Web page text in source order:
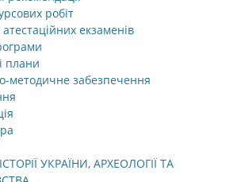
робіт
екзаменів
плани
методичне забезпечення
УКРАЇНИ, АРХЕОЛОГІЇ ТА